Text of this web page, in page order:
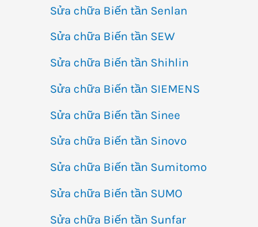
Sửa chữa Biến tần Senlan
Sửa chữa Biến tần SEW
Sửa chữa Biến tần Shihlin
Sửa chữa Biến tần SIEMENS
Sửa chữa Biến tần Sinee
Sửa chữa Biến tần Sinovo
Sửa chữa Biến tần Sumitomo
Sửa chữa Biến tần SUMO
Sửa chữa Biến tần Sunfar